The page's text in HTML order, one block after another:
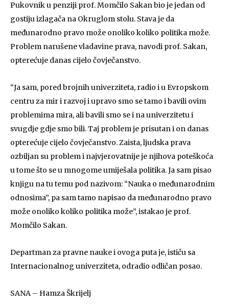
Pukovnik u penziji prof. Momčilo Sakan bio je jedan od
gostiju izlagača na Okruglom stolu. Stava je da
međunarodno pravo može onoliko koliko politika može.
Problem narušene vladavine prava, navodi prof. Sakan,
opterećuje danas cijelo čovječanstvo.
“Ja sam, pored brojnih univerziteta, radio i u Evropskom
centru za mir i razvoj i upravo smo se tamo i bavili ovim
problemima mira, ali bavili smo se i na univerzitetu i
svugdje gdje smo bili. Taj problem je prisutan i on danas
opterećuje cijelo čovječanstvo. Zaista, ljudska prava
ozbiljan su problem i najvjerovatnije je njihova poteškoća
u tome što se u mnogome umiješala politika. Ja sam pisao
knjigu na tu temu pod nazivom: “Nauka o međunarodnim
odnosima”, pa sam tamo napisao da međunarodno pravo
može onoliko koliko politika može”, istakao je prof.
Momčilo Sakan.
Departman za pravne nauke i ovoga puta je, ističu sa
Internacionalnog univerziteta, odradio odličan posao.
SANA – Hamza Škrijelj